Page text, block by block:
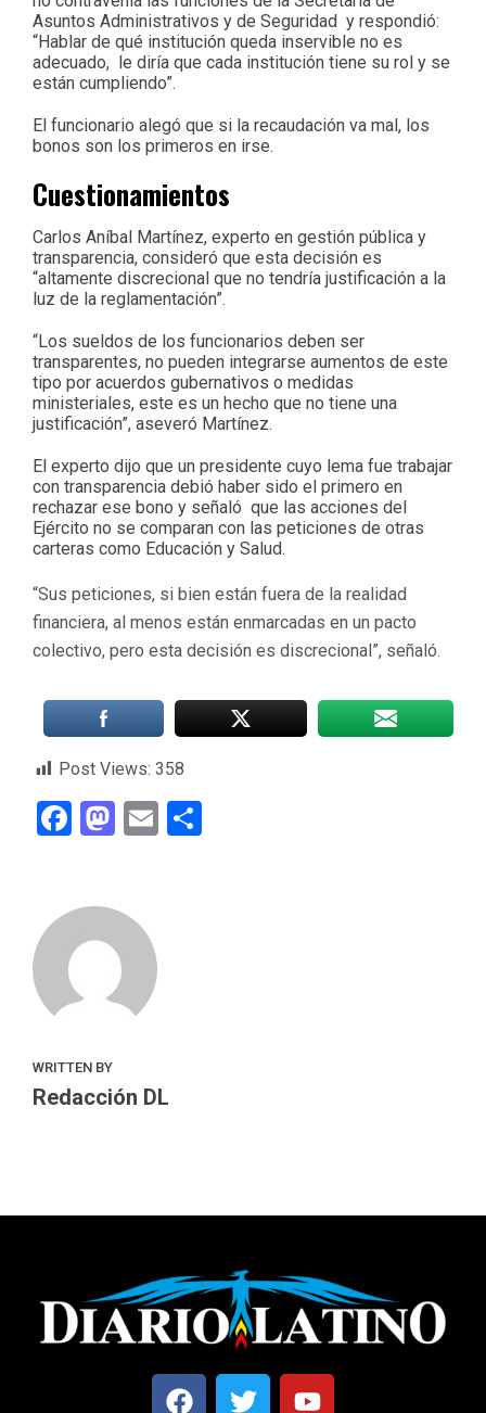
Asuntos Administrativos y de Seguridad y respondió:
“Hablar de qué institución queda inservible no es
adecuado, le diría que cada institución tiene su rol y se
están cumpliendo”.
El funcionario alegó que si la recaudación va mal, los
bonos son los primeros en irse.
Cuestionamientos
Carlos Aníbal Martínez, experto en gestión pública y
transparencia, consideró que esta decisión es
“altamente discrecional que no tendría justificación a la
luz de la reglamentación”.
“Los sueldos de los funcionarios deben ser
transparentes, no pueden integrarse aumentos de este
tipo por acuerdos gubernativos o medidas
ministeriales, este es un hecho que no tiene una
justificación”, aseveró Martínez.
El experto dijo que un presidente cuyo lema fue trabajar
con transparencia debió haber sido el primero en
rechazar ese bono y señaló que las acciones del
Ejército no se comparan con las peticiones de otras
carteras como Educación y Salud.
“Sus peticiones, si bien están fuera de la realidad
financiera, al menos están enmarcadas en un pacto
colectivo, pero esta decisión es discrecional”, señaló.
Post Views: 358
Facebook
Mastodon
Email
WRITTEN BY
Redacción DL